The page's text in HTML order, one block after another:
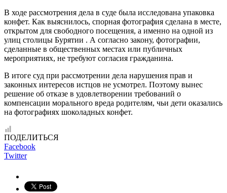
В ходе рассмотрения дела в суде была исследована упаковка
конфет. Как выяснилось, спорная фотография сделана в месте,
открытом для свободного посещения, а именно на одной из
улиц столицы Бурятии . А согласно закону, фотографии,
сделанные в общественных местах или публичных
мероприятиях, не требуют согласия гражданина.
В итоге суд при рассмотрении дела нарушения прав и
законных интересов истцов не усмотрел. Поэтому вынес
решение об отказе в удовлетворении требований о
компенсации морального вреда родителям, чьи дети оказались
на фотографиях шоколадных конфет.
ПОДЕЛИТЬСЯ
Facebook
Twitter